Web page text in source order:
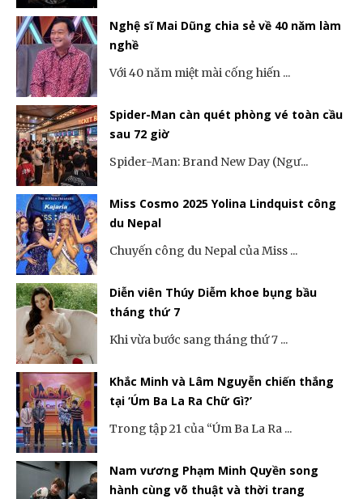
Nghệ sĩ Mai Dũng chia sẻ về 40 năm làm
nghề
Với 40 năm miệt mài cống hiến ...
Spider-Man càn quét phòng vé toàn cầu
sau 72 giờ
Spider-Man: Brand New Day (Ngư...
Miss Cosmo 2025 Yolina Lindquist công
du Nepal
Chuyến công du Nepal của Miss ...
Diễn viên Thúy Diễm khoe bụng bầu
tháng thứ 7
Khi vừa bước sang tháng thứ 7 ...
Khắc Minh và Lâm Nguyễn chiến thắng
tại ‘Úm Ba La Ra Chữ Gì?’
Trong tập 21 của “Úm Ba La Ra ...
Nam vương Phạm Minh Quyền song
hành cùng võ thuật và thời trang